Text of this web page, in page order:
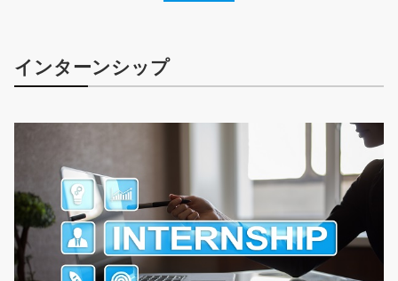
インターンシップ